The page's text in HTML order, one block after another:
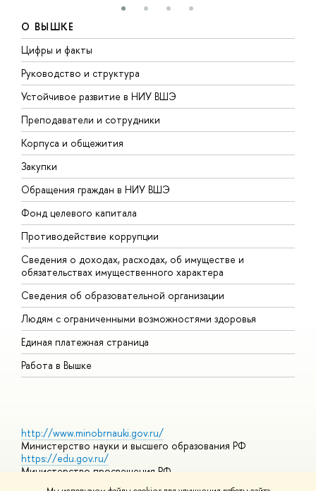
О ВЫШКЕ
Цифры и факты
Руководство и структура
Устойчивое развитие в НИУ ВШЭ
Преподаватели и сотрудники
Корпуса и общежития
Закупки
Обращения граждан в НИУ ВШЭ
Фонд целевого капитала
Противодействие коррупции
Сведения о доходах, расходах, об имуществе и
обязательствах имущественного характера
Сведения об образовательной организации
Людям с ограниченными возможностями здоровья
Единая платежная страница
Работа в Вышке
http://www.minobrnauki.gov.ru/
Министерство науки и высшего образования РФ
https://edu.gov.ru/
Министерство просвещения РФ
https://elearning.hse.ru/mooc